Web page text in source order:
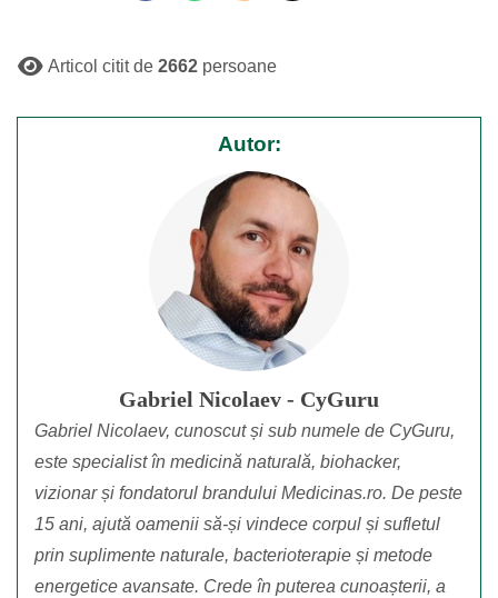
Articol citit de 2662 persoane
Autor:
Gabriel Nicolaev - CyGuru
Gabriel Nicolaev, cunoscut și sub numele de CyGuru,
este specialist în medicină naturală, biohacker,
vizionar și fondatorul brandului Medicinas.ro. De peste
15 ani, ajută oamenii să-și vindece corpul și sufletul
prin suplimente naturale, bacterioterapie și metode
energetice avansate. Crede în puterea cunoașterii, a